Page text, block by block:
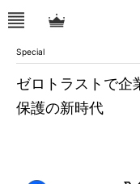
Special
ゼロトラストで
保護の新時代